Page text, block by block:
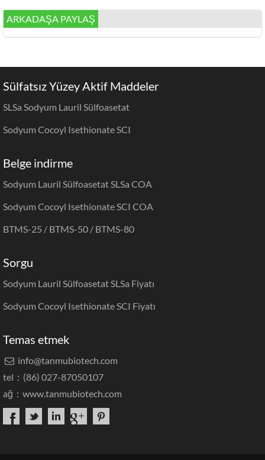
ARKADAŞA PAYLAŞ
Sülfatsız Yüzey Aktif Maddeler
SLSa Sodyum Lauril Sülfoasetat
Sodyum Cocoyl Isethionate SCI
Belge indirme
Sodyum Lauril Sülfoasetat SLSa COA
Sodyum Cocoyl Isethionate SCI COA
BTMS-25 / BTMS-50 / BTMS-80
Sorgu
Sodyum Lauril Sülfoasetat SLSa Fiyatı
Sodyum Cocoyl Isethionate SCI Fiyatı
Temas etmek
 info@tanmubiotech.com
tel：(86) 027-87050107
ağ： www.tanmubiotech.com